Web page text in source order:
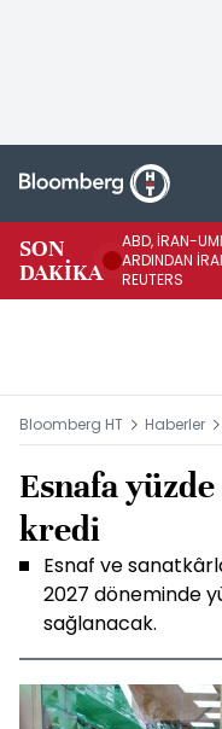
SON
DAKİKA
ABD, İRAN-
ARDINDAN
REUTERS
Bloomberg HT Haberler
Esnafa
kredi
Esnaf ve
2027 döneminde
sağlanacak.